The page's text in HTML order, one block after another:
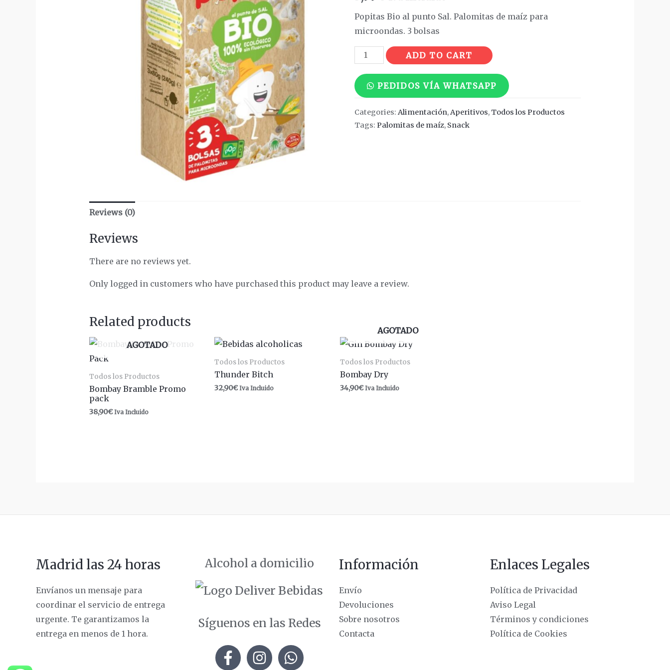
Popitas Bio al punto Sal. Palomitas de maíz para
microondas. 3 bolsas
Popitas
Bio
al
punto
Sal
quantity
ADD TO CART
PEDIDOS VÍA WHATSAPP
Categories: Alimentación, Aperitivos, Todos los Productos
Tags: Palomitas de maíz, Snack
Reviews (0)
Reviews
There are no reviews yet.
Only logged in customers who have purchased this product may leave a review.
Related products
AGOTADO
Todos los Productos
Bombay Bramble Promo
pack
38,90€ Iva Incluido
Todos los Productos
Thunder Bitch
32,90€ Iva Incluido
AGOTADO
Todos los Productos
Bombay Dry
34,90€ Iva Incluido
Madrid las 24 horas
Envíanos un mensaje para
coordinar el servicio de entrega
urgente. Te garantizamos la
entrega en menos de 1 hora.
Alcohol a domicilio
Síguenos en las Redes
Información
Envío
Devoluciones
Sobre nosotros
Contacta
Enlaces Legales
Política de Privacidad
Aviso Legal
Términos y condiciones
Política de Cookies